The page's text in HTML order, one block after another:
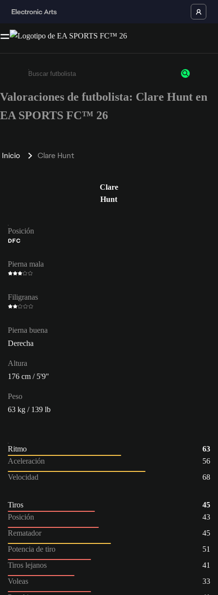
Escribe un mínimo de 3 caracteres o números.
Valoraciones de futbolista: Clare Hunt en
EA SPORTS FC™ 26
Inicio Clare Hunt
Clare
Hunt
Posición
DFC
Pierna mala
Filigranas
Pierna buena
Derecha
Altura
176 cm / 5'9"
Peso
63 kg / 139 lb
Ritmo
63
Aceleración
56
Velocidad
68
Tiros
45
Posición
43
Rematador
45
Potencia de tiro
51
Tiros lejanos
41
Voleas
33